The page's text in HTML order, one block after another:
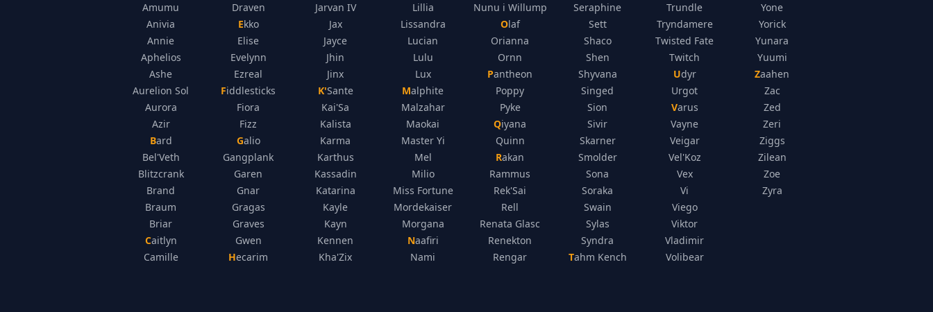
Amumu
Anivia
Annie
Aphelios
Ashe
Aurelion Sol
Aurora
Azir
Bard
Bel'Veth
Blitzcrank
Brand
Braum
Briar
Caitlyn
Camille
Draven
Ekko
Elise
Evelynn
Ezreal
Fiddlesticks
Fiora
Fizz
Galio
Gangplank
Garen
Gnar
Gragas
Graves
Gwen
Hecarim
Jarvan IV
Jax
Jayce
Jhin
Jinx
K'Sante
Kai'Sa
Kalista
Karma
Karthus
Kassadin
Katarina
Kayle
Kayn
Kennen
Kha'Zix
Lillia
Lissandra
Lucian
Lulu
Lux
Malphite
Malzahar
Maokai
Master Yi
Mel
Milio
Miss Fortune
Mordekaiser
Morgana
Naafiri
Nami
Nunu i Willump
Olaf
Orianna
Ornn
Pantheon
Poppy
Pyke
Qiyana
Quinn
Rakan
Rammus
Rek'Sai
Rell
Renata Glasc
Renekton
Rengar
Seraphine
Sett
Shaco
Shen
Shyvana
Singed
Sion
Sivir
Skarner
Smolder
Sona
Soraka
Swain
Sylas
Syndra
Tahm Kench
Trundle
Tryndamere
Twisted Fate
Twitch
Udyr
Urgot
Varus
Vayne
Veigar
Vel'Koz
Vex
Vi
Viego
Viktor
Vladimir
Volibear
Yone
Yorick
Yunara
Yuumi
Zaahen
Zac
Zed
Zeri
Ziggs
Zilean
Zoe
Zyra